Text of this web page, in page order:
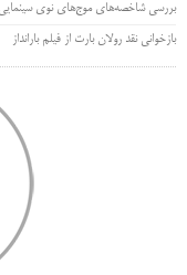
بررسی شاخصه‌های موج‌های نوی سینمایی در
بازخوانی نقد رولان بارت از فیلم بارانداز